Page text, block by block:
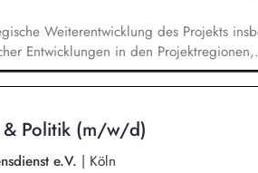
Weiterentwicklung des Projekts
Entwicklungen in den Projektregionen,
Deutsch und Englisch, Vertretung des
Weiterentwicklung des
Kommunikation mit und das
und Begleitung der etwa jährlich
Politik (m/w/d)
e.V. | Köln